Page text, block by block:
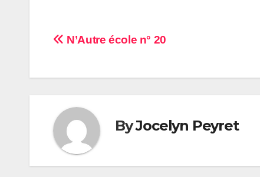
Navigation
N’Autre école n° 20
ByJocelyn Peyret